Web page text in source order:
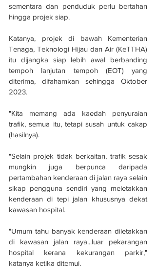
sementara dan penduduk perlu bertahan
hingga projek siap.
Katanya, projek di bawah Kementerian
Tenaga, Teknologi Hijau dan Air (KeTTHA)
itu dijangka siap lebih awal berbanding
tempoh lanjutan tempoh (EOT) yang
diterima, difahamkan sehingga Oktober
2023.
"Kita memang ada kaedah penyuraian
trafik, semua itu, tetapi susah untuk cakap
(hasilnya).
"Selain projek tidak berkaitan, trafik sesak
mungkin juga berpunca daripada
pertambahan kenderaan di jalan raya selain
sikap pengguna sendiri yang meletakkan
kenderaan di tepi jalan khususnya dekat
kawasan hospital.
"Umum tahu banyak kenderaan diletakkan
di kawasan jalan raya...luar pekarangan
hospital kerana kekurangan parkir,"
katanya ketika ditemui.